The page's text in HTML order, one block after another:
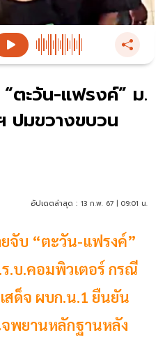
ตะวัน-แฟรงค์” ม.
ปมขวางขบวน
อัปเดตล่าสุด : 13 ก.พ. 67 | 09:01 น.
จับ “ตะวัน-แฟรงค์”
.บ.คอมพิวเตอร์ กรณี
สด็จ ผบก.น.1 ยืนยัน
พยานหลักฐานหลัง